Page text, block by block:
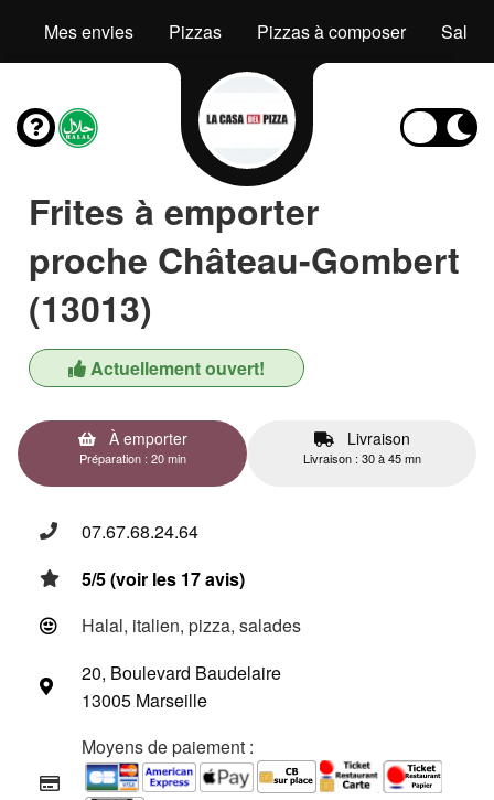
Mes envies Pizzas Pizzas à composer
Frites à emporter
proche Château-Gombert
(13013)
Actuellement ouvert!
À emporter
Préparation : 20 min
Livraison
Livraison : 30 à 45 mn
07.67.68.24.64
5/5 (voir les 17 avis)
Halal, italien, pizza, salades
20, Boulevard Baudelaire
13005 Marseille
Moyens de paiement :